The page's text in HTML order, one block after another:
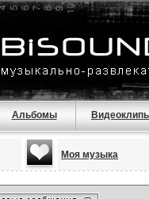
Альбомы
Моя музыка